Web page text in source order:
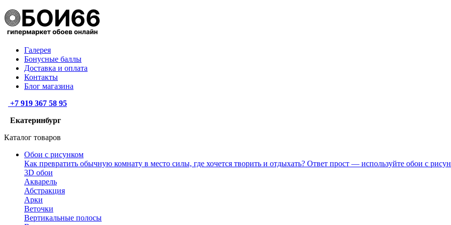
Галерея
Бонусные баллы
Доставка и оплата
Контакты
Блог магазина
+7 919 367 58 95
Екатеринбург
Каталог товаров
Обои с рисунком
Как превратить обычную комнату в место силы, где хочется творить и отдыхать? Ответ прост — используйте обои с
3D обои
Акварель
Абстракция
Арки
Веточки
Вертикальные полосы